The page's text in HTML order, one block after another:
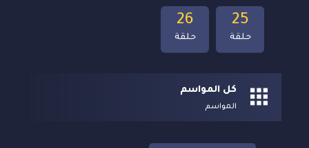
26
حلقة
25
حلقة
كل المواسم
المواسم